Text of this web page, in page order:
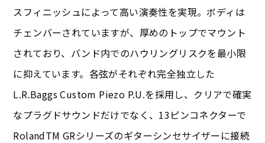
スフィニッシュによって高い演奏性を実現。ボディは
チェンバーされていますが、厚めのトップでマウント
されており、バンド内でのハウリングリスクを最小限
に抑えています。各弦がそれぞれ完全独立した
L.R.Baggs Custom Piezo P.U.を採用し、クリアで確実
なプラグドサウンドだけでなく、13ピンコネクターで
RolandTM GRシリーズのギターシンセサイザーに接続